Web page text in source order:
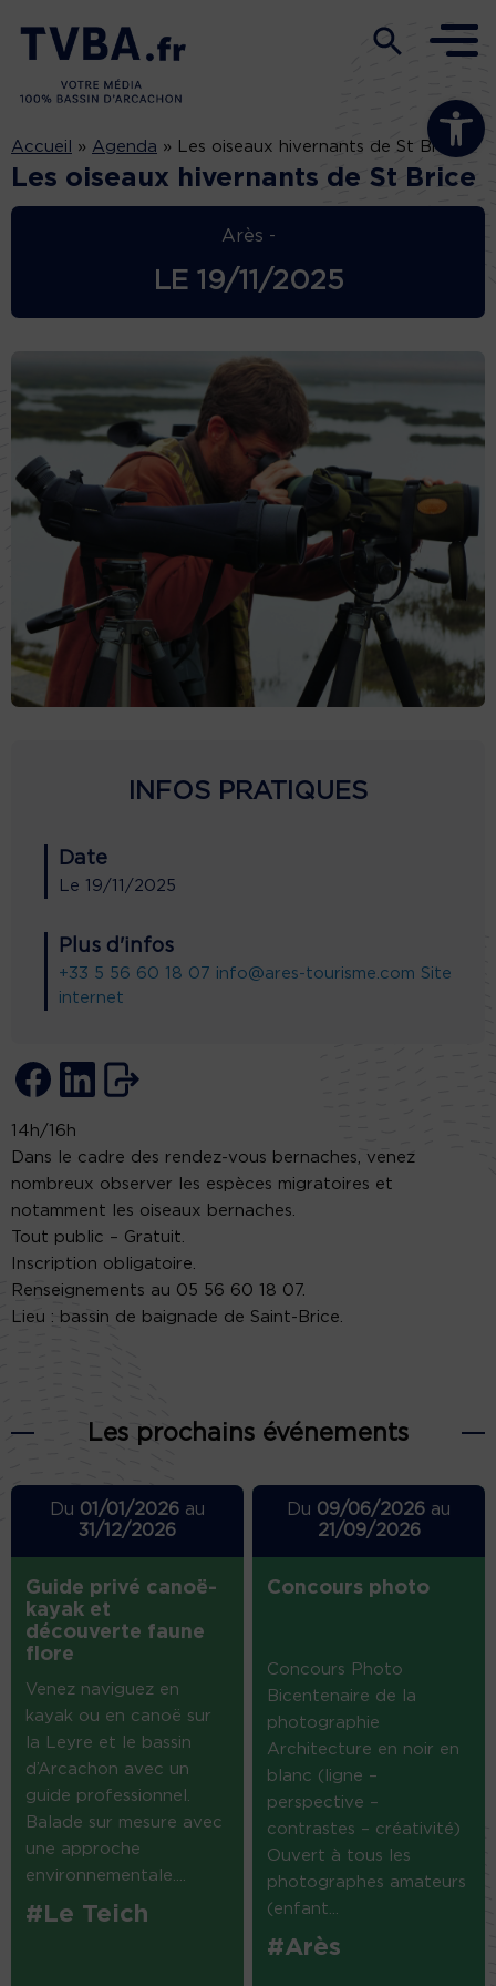
Ouvrir la
Accueil » Agenda » Les oiseaux hivernants de St Brice
Les oiseaux hivernants de St Brice
Arès -
LE 19/11/2025
INFOS PRATIQUES
Date
Le 19/11/2025
Plus d'infos
+33 5 56 60 18 07 info@ares-tourisme.com Site
internet
14h/16h
Dans le cadre des rendez-vous bernaches, venez
nombreux observer les espèces migratoires et
notamment les oiseaux bernaches.
Tout public – Gratuit.
Inscription obligatoire.
Renseignements au 05 56 60 18 07.
Lieu : bassin de baignade de Saint-Brice.
Les prochains événements
Du 01/01/2026au
31/12/2026
Guide privé canoë-
kayak et
découverte faune
flore
Venez naviguez en
kayak ou en canoë sur
la Leyre et le bassin
d’Arcachon avec un
guide professionnel.
Balade sur mesure avec
une approche
environnementale....
#Le Teich
Du 09/06/2026 au
21/09/2026
Concours photo
Concours Photo
Bicentenaire de la
photographie
Architecture en noir en
blanc (ligne –
perspective –
contrastes – créativité)
Ouvert à tous les
photographes amateurs
(enfant...
#Arès